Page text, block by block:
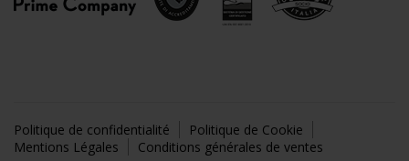
Politique de confidentialité
Politique de Cookie
Mentions Légales
Conditions générales de ventes